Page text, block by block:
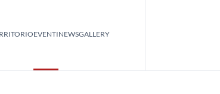
EVENTINEWSGALLERY